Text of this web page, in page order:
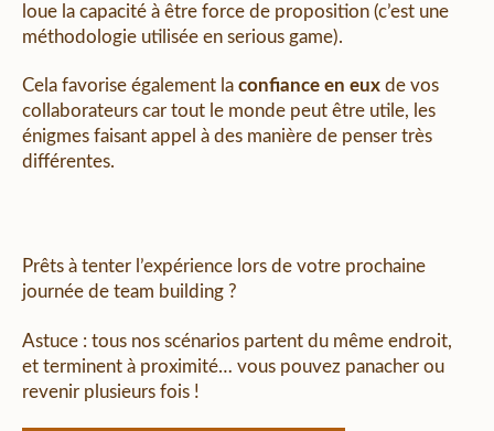
loue la capacité à être force de proposition (c’est une
méthodologie utilisée en serious game).
Cela favorise également la confiance en eux de vos
collaborateurs car tout le monde peut être utile, les
énigmes faisant appel à des manière de penser très
différentes.
Prêts à tenter l’expérience lors de votre prochaine
journée de team building ?
Astuce : tous nos scénarios partent du même endroit,
et terminent à proximité… vous pouvez panacher ou
revenir plusieurs fois !